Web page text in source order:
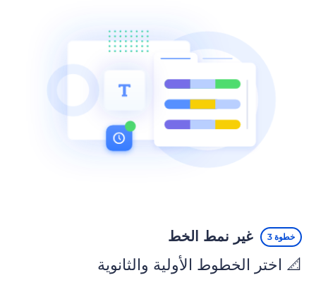
خطوة 3 غير نمط الخط
📐 اختر الخطوط الأولية والثانوية